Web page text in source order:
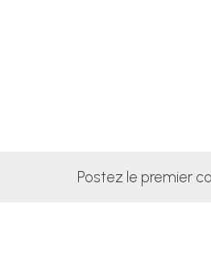
Postez le premier